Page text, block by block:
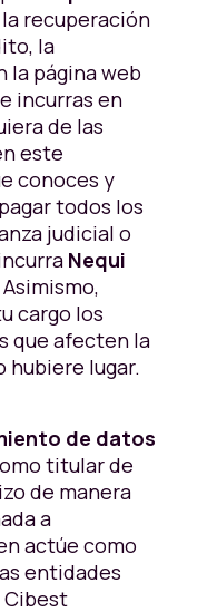
recuperación
la
la página web
incurras en
de las
este
conoces y
todos los
judicial o
Nequi
cargo los
que afecten la
hubiere lugar.
de datos
titular de
de manera
a
actúe como
entidades
Cibest